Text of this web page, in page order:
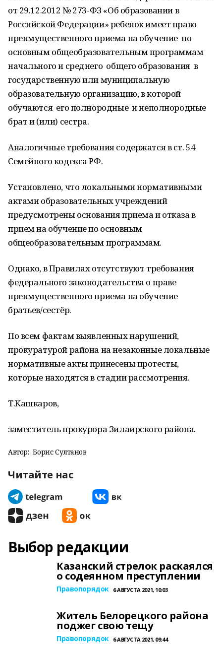
от 29.12.2012 № 273-ФЗ «Об образовании в
Российской Федерации» ребенок имеет право
преимущественного приема на обучение по
основным общеобразовательным программам
начального и среднего общего образования в
государственную или муниципальную
образовательную организацию, в которой
обучаются его полнородные и неполнородные
брат и (или) сестра.
Аналогичные требования содержатся в ст. 54
Семейного кодекса РФ.
Установлено, что локальными нормативными
актами образовательных учреждений
предусмотрены основания приема и отказа в
прием на обучение по основным
общеобразовательным программам.
Однако, в Правилах отсутствуют требования
федерального законодательства о праве
преимущественного приема на обучение
братьев/сестёр.
По всем фактам выявленных нарушений,
прокуратурой района на незаконные локальные
нормативные акты принесены протесты,
которые находятся в стадии рассмотрения.
Т.Кашкаров,
заместитель прокурора Зилаирского района.
Автор: Борис Султанов
Читайте нас
Выбор редакции
Казанский стрелок раскаялся
о содеянном преступлении
Правопорядок 6 АВГУСТА 2021, 10:03
Житель Белорецкого района
поджег свою тещу
Правопорядок 6 АВГУСТА 2021, 09:44